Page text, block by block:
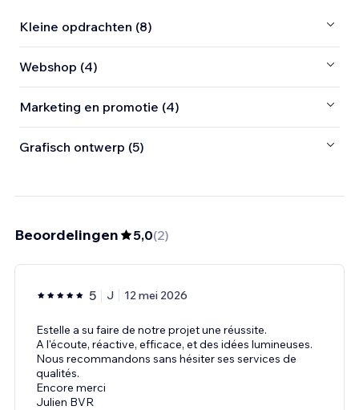
Kleine opdrachten (8)
Webshop (4)
Marketing en promotie (4)
Grafisch ontwerp (5)
Beoordelingen 5,0(2)
5 J 12 mei 2026
Estelle a su faire de notre projet une réussite.
A l'écoute, réactive, efficace, et des idées lumineuses.
Nous recommandons sans hésiter ses services de
qualités.
Encore merci
Julien BVR